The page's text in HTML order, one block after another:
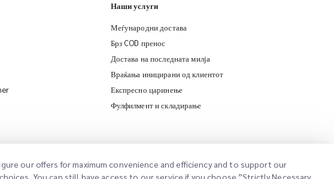
Наши услуги
Меѓународни достава
Брз COD пренос
Достава на последната милја
Враќања иницирани од клиентот
Експресно царинење
Фулфилмент и складирање
our offers for maximum convenience and efficiency and to support our
You can still have access to our service if you choose ”Strictly Necessary
iMile Chat